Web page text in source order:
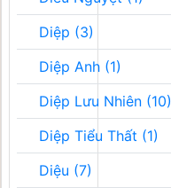
Diệp (3)
Diệp Anh (1)
Diệp Lưu Nhiên (10)
Diệp Tiểu Thất (1)
Diệu (7)